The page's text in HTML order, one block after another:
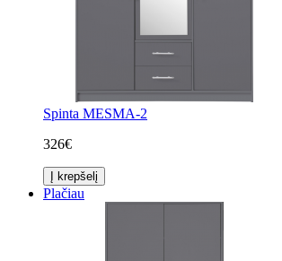
Spinta MESMA-2
326€
Į krepšelį
Plačiau